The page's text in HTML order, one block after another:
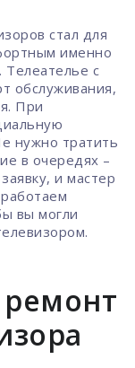
стал для
именно
с
обслуживания,
При
нужно тратить
в очередях –
и мастер
вы могли
ремонт